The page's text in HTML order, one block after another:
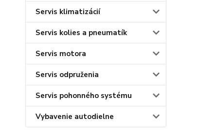
Servis klimatizácií
Servis kolies a pneumatík
Servis motora
Servis odpruženia
Servis pohonného systému
Vybavenie autodielne